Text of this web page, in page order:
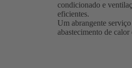
condicionado e
eficientes.
Um abrangente
abastecimento de